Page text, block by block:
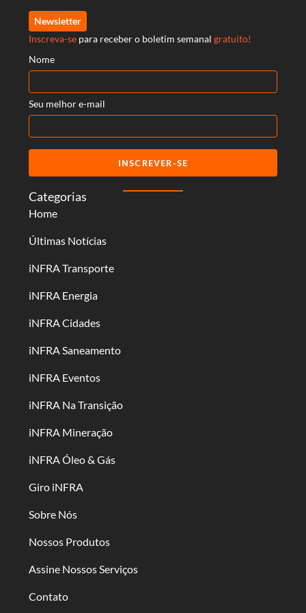
Categorias
Home
Últimas Notícias
iNFRA Transporte
iNFRA Energia
iNFRA Cidades
iNFRA Saneamento
iNFRA Eventos
iNFRA Na Transição
iNFRA Mineração
iNFRA Óleo & Gás
Giro iNFRA
Sobre Nós
Nossos Produtos
Assine Nossos Serviços
Contato
Newsletter
Inscreva-se para receber o boletim semanal gratuito!
Nome
Seu melhor e-mail
INSCREVER-SE